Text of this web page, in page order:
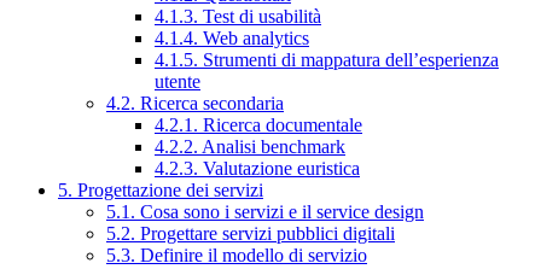
4.1.3. Test di usabilità
4.1.4. Web analytics
4.1.5. Strumenti di mappatura dell’esperienza
utente
4.2. Ricerca secondaria
4.2.1. Ricerca documentale
4.2.2. Analisi benchmark
4.2.3. Valutazione euristica
5. Progettazione dei servizi
5.1. Cosa sono i servizi e il service design
5.2. Progettare servizi pubblici digitali
5.3. Definire il modello di servizio